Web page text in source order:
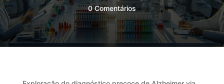
0 Comentários